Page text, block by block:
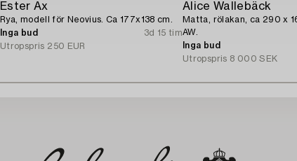
Ester Ax
Rya, modell för Neovius. Ca 177x138 cm.
Inga bud
3d 15 tim
Utropspris 250 EUR
Alice Wallebäck
Matta, rölakan, ca 290 x
AW.
Inga bud
Utropspris 8 000 SEK